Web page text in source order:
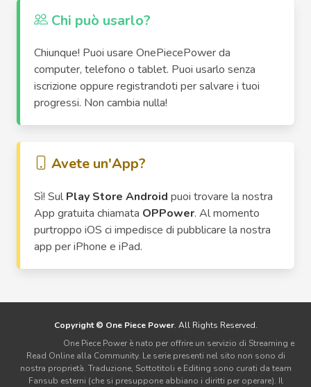
Chi può usarlo?
Chiunque! Puoi usare OnePiecePower da
computer, telefono o tablet. Puoi usarlo senza
iscrizione oppure registrandoti per salvare i tuoi
progressi. Non cambia nulla!
Avete un'App?
Sì! Sul Play Store Android puoi trovare la nostra
App gratuita chiamata OPPower. Al momento
purtroppo iOS ci impedisce di pubblicare la nostra
app per iPhone e iPad.
Copyright © One Piece Power. All Rights Reserved.
One Piece Power è nato per offrire un servizio di Streaming e
Read Online alla Community. Le serie presenti nel sito non sono di
nostra proprietà. Traduzione, Sottotitoli e Editing sono curati da team
Fansub esterni (che si presuppone abbiano i diritti per operare). Il